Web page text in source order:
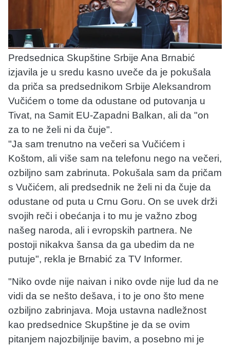
Predsednica Skupštine Srbije Ana Brnabić
izjavila je u sredu kasno uveče da je pokušala
da priča sa predsednikom Srbije Aleksandrom
Vučićem o tome da odustane od putovanja u
Tivat, na Samit EU-Zapadni Balkan, ali da "on
za to ne želi ni da čuje".
"Ja sam trenutno na večeri sa Vučićem i
Koštom, ali više sam na telefonu nego na večeri,
ozbiljno sam zabrinuta. Pokušala sam da pričam
s Vučićem, ali predsednik ne želi ni da čuje da
odustane od puta u Crnu Goru. On se uvek drži
svojih reči i obećanja i to mu je važno zbog
našeg naroda, ali i evropskih partnera. Ne
postoji nikakva šansa da ga ubedim da ne
putuje", rekla je Brnabić za TV Informer.
"Niko ovde nije naivan i niko ovde nije lud da ne
vidi da se nešto dešava, i to je ono što mene
ozbiljno zabrinjava. Moja ustavna nadležnost
kao predsednice Skupštine je da se ovim
pitanjem najozbiljnije bavim, a posebno mi je